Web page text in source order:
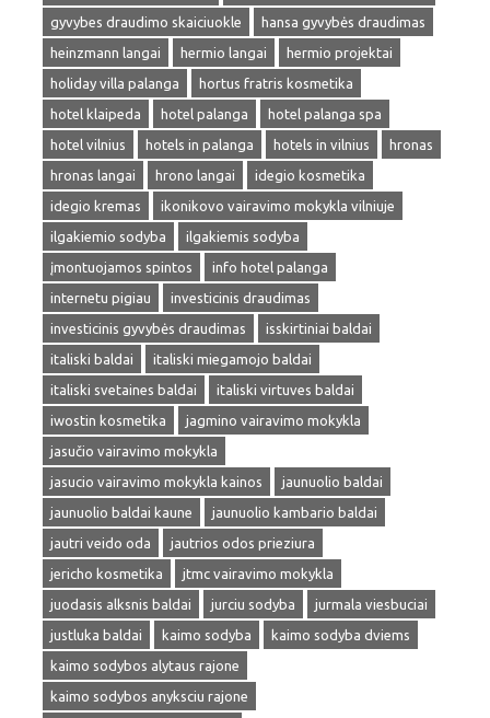
gyvybes draudimo skaiciuokle
hansa gyvybės draudimas
heinzmann langai
hermio langai
hermio projektai
holiday villa palanga
hortus fratris kosmetika
hotel klaipeda
hotel palanga
hotel palanga spa
hotel vilnius
hotels in palanga hotels in vilnius
hronas
hronas langai
hrono langai
idegio kosmetika
idegio kremas
ikonikovo vairavimo mokykla vilniuje
ilgakiemio sodyba
ilgakiemis sodyba
įmontuojamos spintos
info hotel palanga
internetu pigiau
investicinis draudimas
investicinis gyvybės draudimas
isskirtiniai baldai
italiski baldai
italiski miegamojo baldai
italiski svetaines baldai
italiski virtuves baldai
iwostin kosmetika
jagmino vairavimo mokykla
jasučio vairavimo mokykla
jasucio vairavimo mokykla kainos
jaunuolio baldai
jaunuolio baldai kaune
jaunuolio kambario baldai
jautri veido oda
jautrios odos prieziura
jericho kosmetika
jtmc vairavimo mokykla
juodasis alksnis baldai
jurciu sodyba
jurmala viesbuciai
justluka baldai
kaimo sodyba
kaimo sodyba dviems
kaimo sodybos alytaus rajone
kaimo sodybos anyksciu rajone